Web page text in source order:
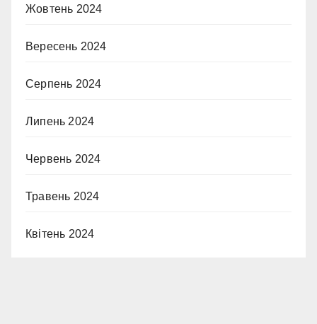
Жовтень 2024
Вересень 2024
Серпень 2024
Липень 2024
Червень 2024
Травень 2024
Квітень 2024